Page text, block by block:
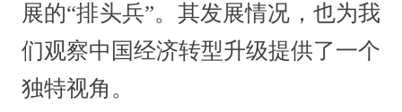
展的“排头兵”。其发展情况，也为我
们观察中国经济转型升级提供了一个
独特视角。